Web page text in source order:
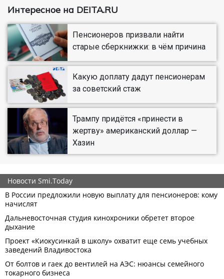
Интересное на DEITA.RU
Пенсионеров призвали найти
старые сберкнижки: в чём причина
Какую доплату дадут пенсионерам
за советский стаж
Трампу придётся «принести в
жертву» американский доллар —
Хазин